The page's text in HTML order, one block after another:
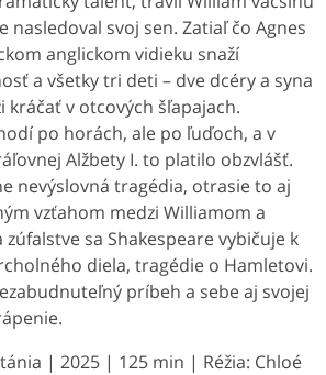
nasledoval svoj sen. Zatiaľ čo Agnes
anglickom vidieku snaží
a všetky tri deti – dve dcéry a syna
kráčať v otcových šľapajach.
po horách, ale po ľuďoch, a v
Alžbety I. to platilo obzvlášť.
nevýslovná tragédia, otrasie to aj
vzťahom medzi Williamom a
sa Shakespeare vybičuje k
diela, tragédie o Hamletovi.
príbeh a sebe aj svojej
| 2025 | 125 min | Réžia: Chloé